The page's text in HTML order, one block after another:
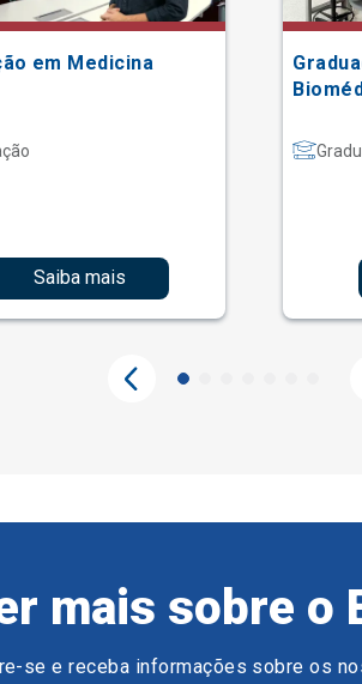
em Medicina
Saiba mais
mais sobre o
se e receba informações sobre os